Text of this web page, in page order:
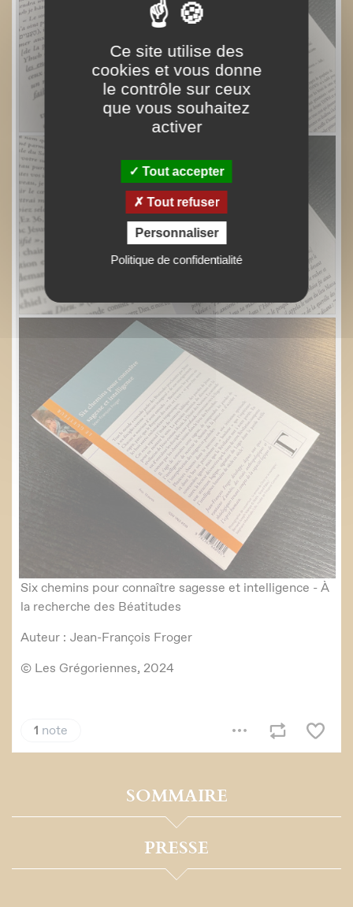
SOMMAIRE
PRESSE
Ce site utilise des
cookies et vous donne
le contrôle sur ceux
que vous souhaitez
activer
Tout accepter
Tout refuser
Personnaliser
Politique de confidentialité